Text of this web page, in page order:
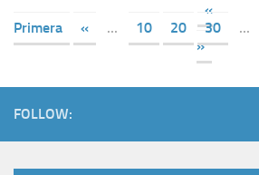
«
Primera
« ... 10 20 30 ...
»
FOLLOW: